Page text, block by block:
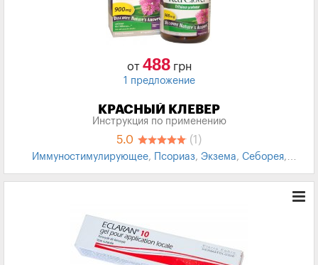
от 488грн
1 предложение
КРАСНЫЙ КЛЕВЕР
Инструкция по применению
5.0 (1)
Иммуностимулирующее, Псориаз, Экзема, Себорея,
дыхательных путей,Бронхиальная астма,Полиартрит,